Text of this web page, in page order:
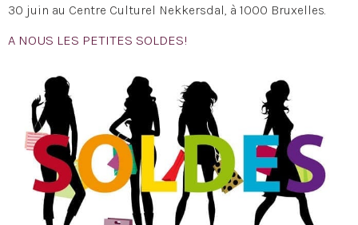
30 juin au Centre Culturel Nekkersdal, à 1000 Bruxelles.
A NOUS LES PETITES SOLDES!